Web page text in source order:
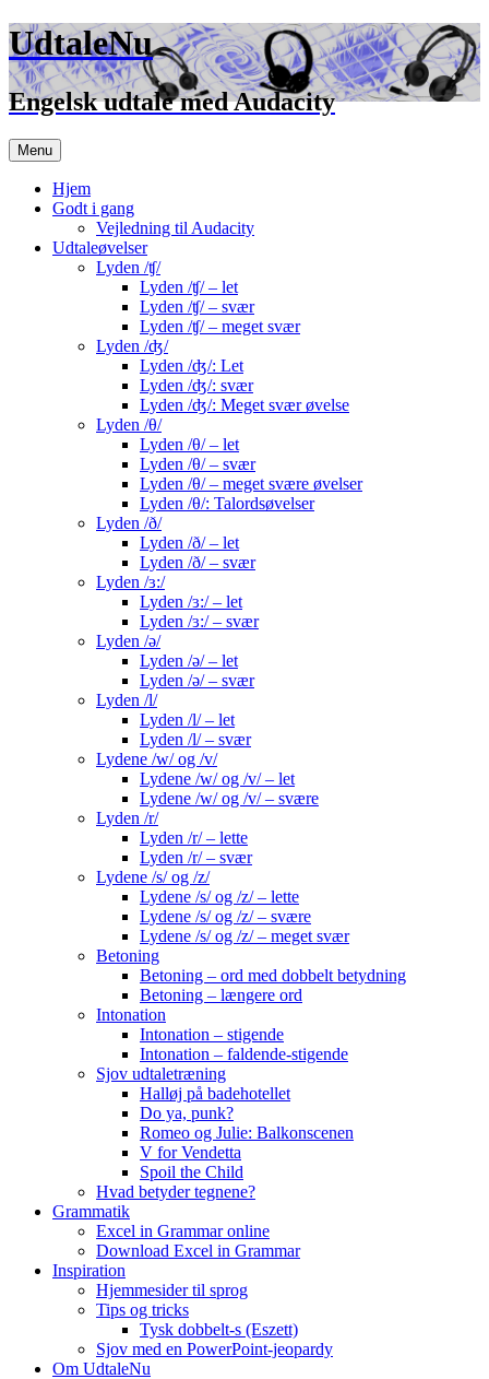
UdtaleNu
Engelsk udtale med Audacity
Menu Hop
til
indhold
Hjem
Godt i gang
Vejledning til Audacity
Udtaleøvelser
Lyden /ʧ/
Lyden /ʧ/ – let
Lyden /ʧ/ – svær
Lyden /ʧ/ – meget svær
Lyden /ʤ/
Lyden /ʤ/: Let
Lyden /ʤ/: svær
Lyden /ʤ/: Meget svær øvelse
Lyden /θ/
Lyden /θ/ – let
Lyden /θ/ – svær
Lyden /θ/ – meget svære øvelser
Lyden /θ/: Talordsøvelser
Lyden /ð/
Lyden /ð/ – let
Lyden /ð/ – svær
Lyden /ɜ:/
Lyden /ɜ:/ – let
Lyden /ɜ:/ – svær
Lyden /ə/
Lyden /ə/ – let
Lyden /ə/ – svær
Lyden /l/
Lyden /l/ – let
Lyden /l/ – svær
Lydene /w/ og /v/
Lydene /w/ og /v/ – let
Lydene /w/ og /v/ – svære
Lyden /r/
Lyden /r/ – lette
Lyden /r/ – svær
Lydene /s/ og /z/
Lydene /s/ og /z/ – lette
Lydene /s/ og /z/ – svære
Lydene /s/ og /z/ – meget svær
Betoning
Betoning – ord med dobbelt betydning
Betoning – længere ord
Intonation
Intonation – stigende
Intonation – faldende-stigende
Sjov udtaletræning
Halløj på badehotellet
Do ya, punk?
Romeo og Julie: Balkonscenen
V for Vendetta
Spoil the Child
Hvad betyder tegnene?
Grammatik
Excel in Grammar online
Download Excel in Grammar
Inspiration
Hjemmesider til sprog
Tips og tricks
Tysk dobbelt-s (Eszett)
Sjov med en PowerPoint-jeopardy
Om UdtaleNu